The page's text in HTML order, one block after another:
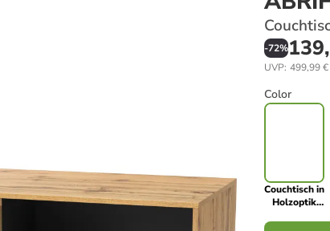
-72%
UVP: 499,99 €
Color
Couchtisch in
Holzoptik